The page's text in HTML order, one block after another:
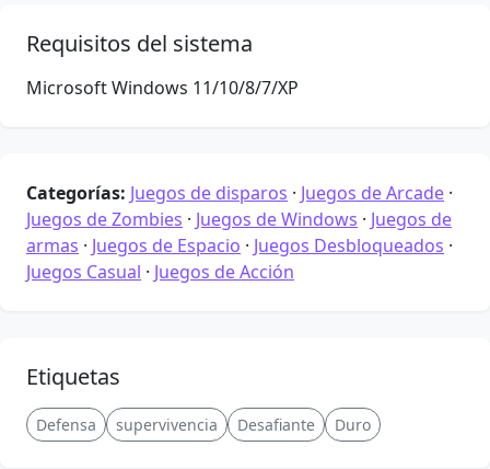
Requisitos del sistema
Microsoft Windows 11/10/8/7/XP
Categorías: Juegos de disparos · Juegos de Arcade ·
Juegos de Zombies · Juegos de Windows · Juegos de
armas · Juegos de Espacio · Juegos Desbloqueados ·
Juegos Casual · Juegos de Acción
Etiquetas
Defensa supervivencia Desafiante Duro